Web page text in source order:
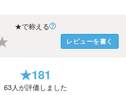
★で称える
レビューを書く
★181
63人が評価しました